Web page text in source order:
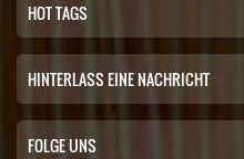
HOT TAGS
HINTERLASS EINE NACHRICHT
FOLGE UNS